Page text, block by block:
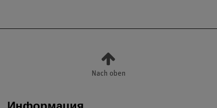
Nach oben